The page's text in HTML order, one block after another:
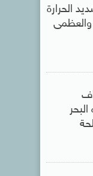
الحرارة
والعظمى